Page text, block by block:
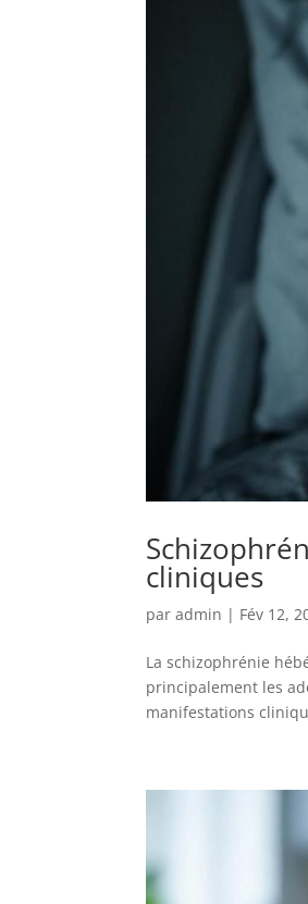
cliniques
paradmin | Fév 12,
La schizophrénie
principalement les
manifestations